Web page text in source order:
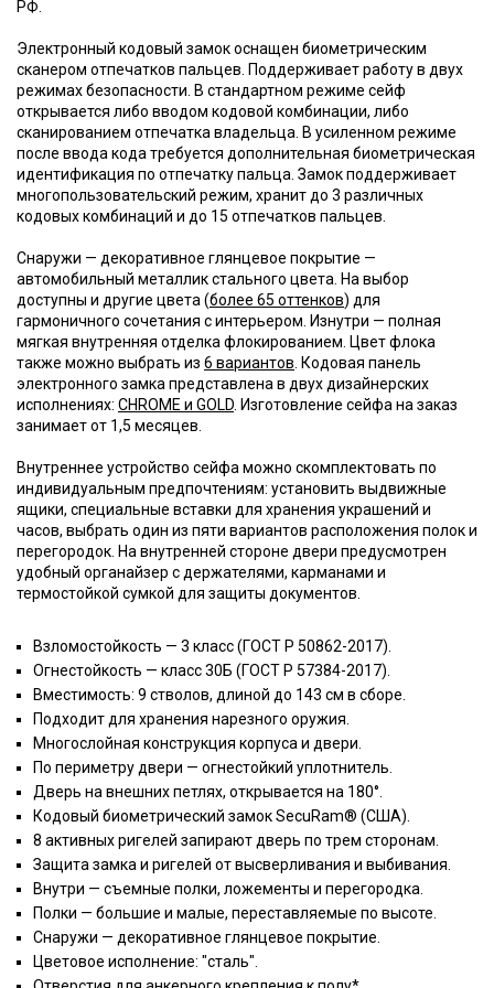
РФ.
Электронный кодовый замок оснащен биометрическим
сканером отпечатков пальцев. Поддерживает работу в двух
режимах безопасности. В стандартном режиме сейф
открывается либо вводом кодовой комбинации, либо
сканированием отпечатка владельца. В усиленном режиме
после ввода кода требуется дополнительная биометрическая
идентификация по отпечатку пальца. Замок поддерживает
многопользовательский режим, хранит до 3 различных
кодовых комбинаций и до 15 отпечатков пальцев.
Снаружи — декоративное глянцевое покрытие —
автомобильный металлик стального цвета. На выбор
доступны и другие цвета (более 65 оттенков) для
гармоничного сочетания с интерьером. Изнутри — полная
мягкая внутренняя отделка флокированием. Цвет флока
также можно выбрать из 6 вариантов . Кодовая панель
электронного замка представлена в двух дизайнерских
исполнениях: CHROME и GOLD . Изготовление сейфа на заказ
занимает от 1,5 месяцев.
Внутреннее устройство сейфа можно скомплектовать по
индивидуальным предпочтениям: установить выдвижные
ящики, специальные вставки для хранения украшений и
часов, выбрать один из пяти вариантов расположения полок и
перегородок. На внутренней стороне двери предусмотрен
удобный органайзер с держателями, карманами и
термостойкой сумкой для защиты документов.
Взломостойкость — 3 класс (ГОСТ Р 50862-2017).
Огнестойкость — класс 30Б (ГОСТ Р 57384-2017).
Вместимость: 9 стволов, длиной до 143 см в сборе.
Подходит для хранения нарезного оружия.
Многослойная конструкция корпуса и двери.
По периметру двери — огнестойкий уплотнитель.
Дверь на внешних петлях, открывается на 180°.
Кодовый биометрический замок SecuRam® (США).
8 активных ригелей запирают дверь по трем сторонам.
Защита замка и ригелей от высверливания и выбивания.
Внутри — съемные полки, ложементы и перегородка.
Полки — большие и малые, переставляемые по высоте.
Снаружи — декоративное глянцевое покрытие.
Цветовое исполнение: "сталь".